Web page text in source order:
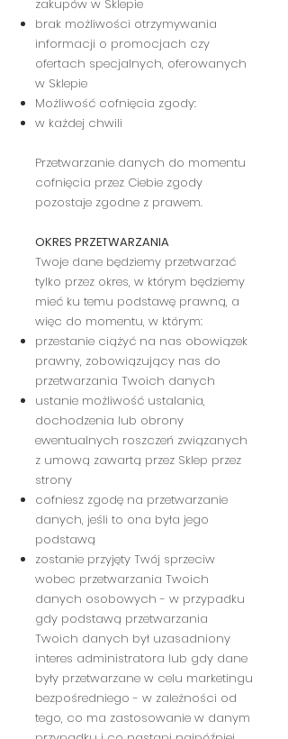
zakupów w Sklepie
brak możliwości otrzymywania
informacji o promocjach czy
ofertach specjalnych, oferowanych
w Sklepie
Możliwość cofnięcia zgody:
w każdej chwili
Przetwarzanie danych do momentu
cofnięcia przez Ciebie zgody
pozostaje zgodne z prawem.
OKRES PRZETWARZANIA
Twoje dane będziemy przetwarzać
tylko przez okres, w którym będziemy
mieć ku temu podstawę prawną, a
więc do momentu, w którym:
przestanie ciążyć na nas obowiązek
prawny, zobowiązujący nas do
przetwarzania Twoich danych
ustanie możliwość ustalania,
dochodzenia lub obrony
ewentualnych roszczeń związanych
z umową zawartą przez Sklep przez
strony
cofniesz zgodę na przetwarzanie
danych, jeśli to ona była jego
podstawą
zostanie przyjęty Twój sprzeciw
wobec przetwarzania Twoich
danych osobowych - w przypadku
gdy podstawą przetwarzania
Twoich danych był uzasadniony
interes administratora lub gdy dane
były przetwarzane w celu marketingu
bezpośredniego - w zależności od
tego, co ma zastosowanie w danym